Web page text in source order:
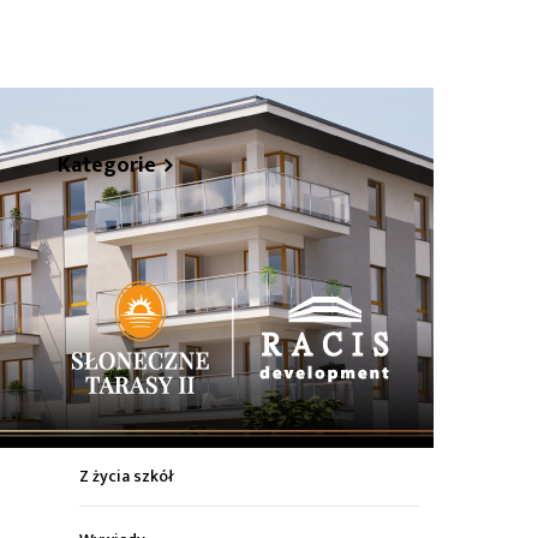
Kategorie
Z życia miasta
Sport
Kultura
Wiadomości z regionu
Z życia szkół